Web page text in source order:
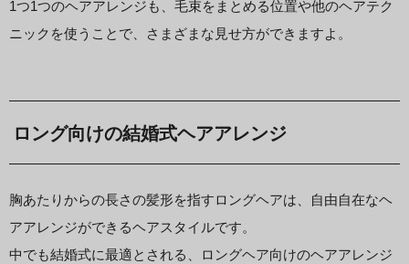
1つ1つのヘアアレンジも、毛束をまとめる位置や他のヘアテク
ニックを使うことで、さまざまな見せ方ができますよ。
ロング向けの結婚式ヘアアレンジ
胸あたりからの長さの髪形を指すロングヘアは、自由自在なヘ
アアレンジができるヘアスタイルです。
中でも結婚式に最適とされる、ロングヘア向けのヘアアレンジ